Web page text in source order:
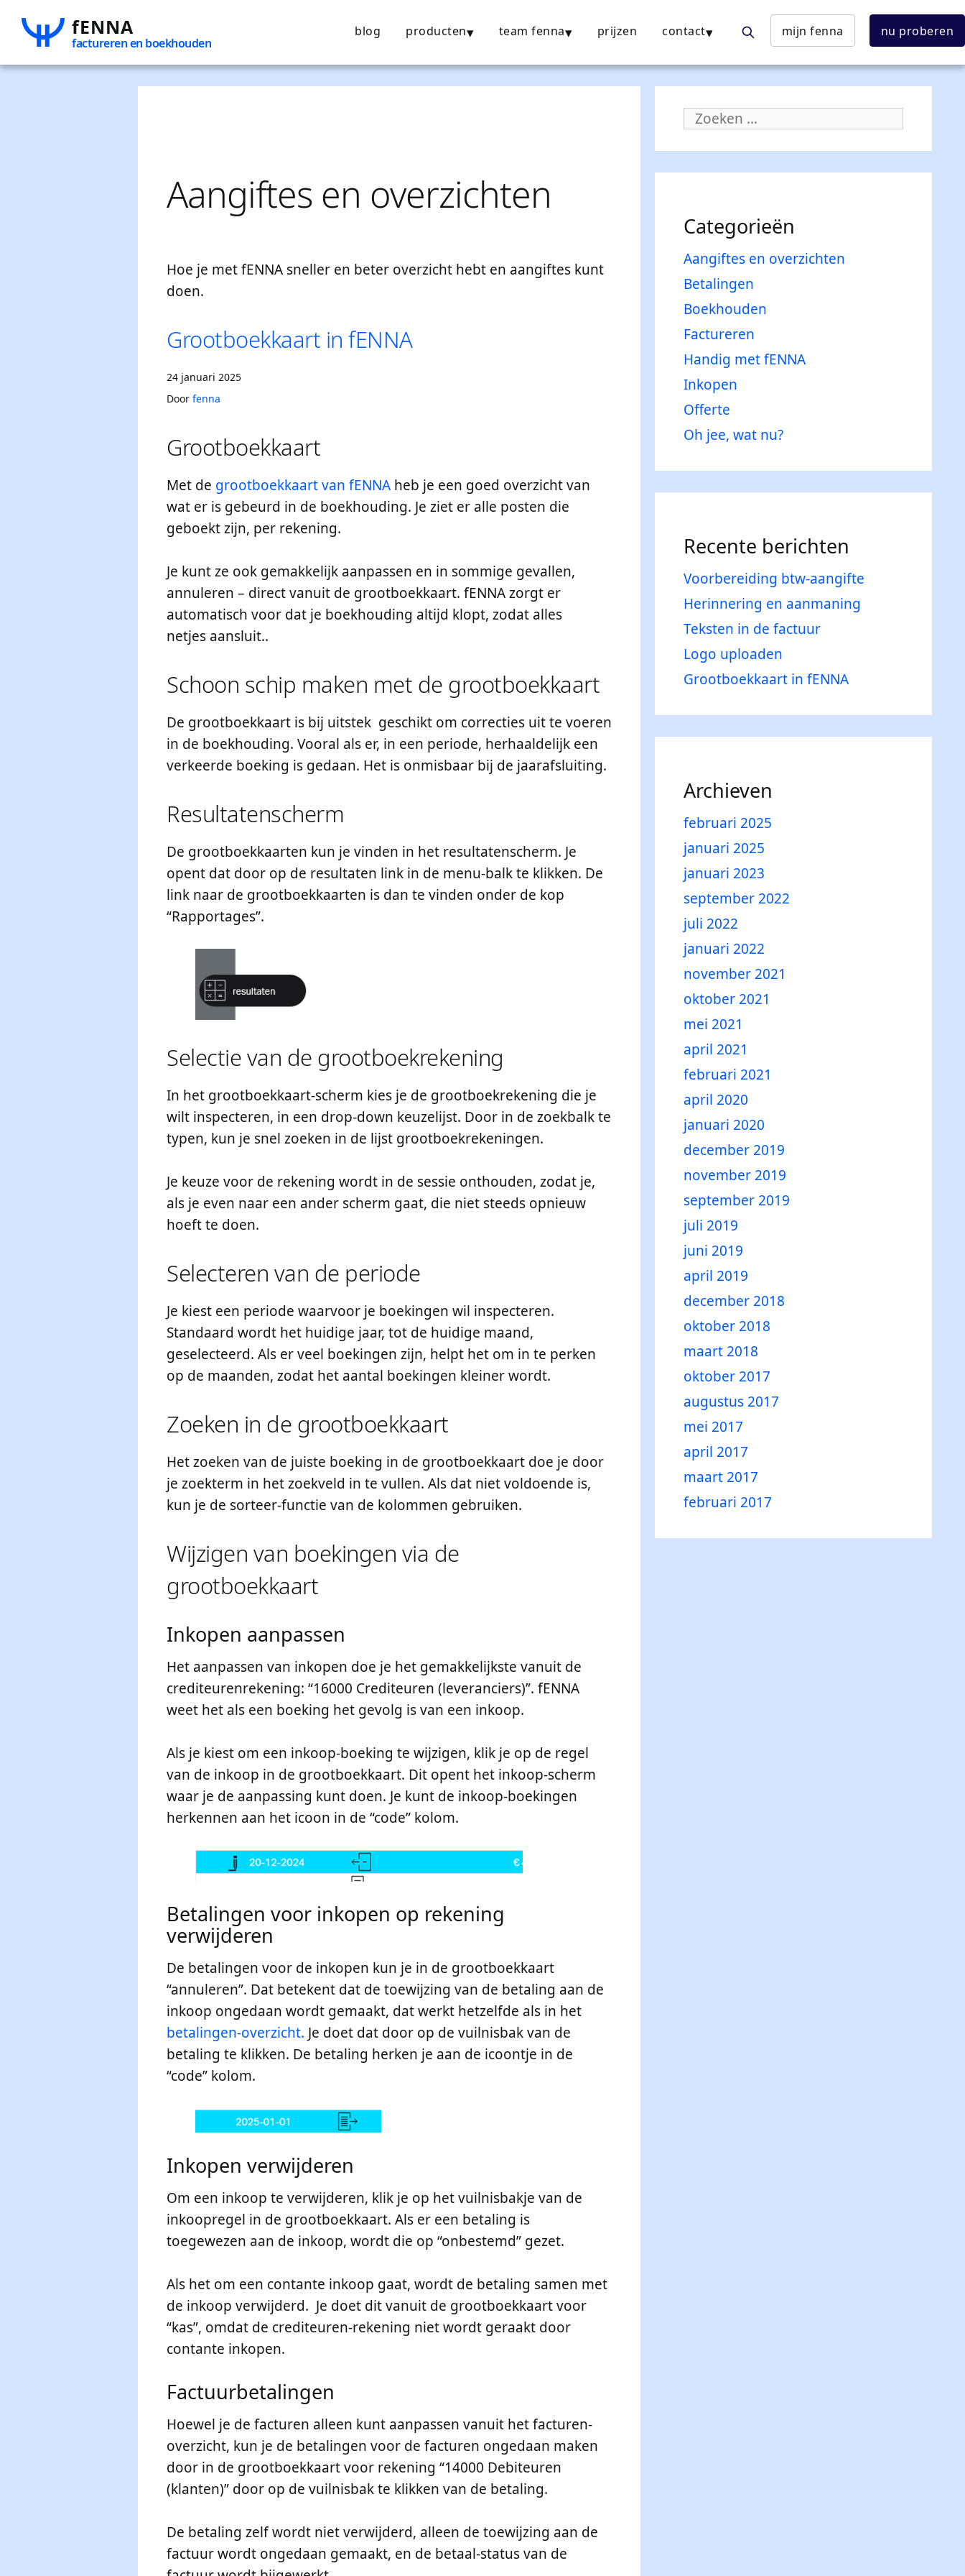
fENNA
factureren en boekhouden
blog producten team fenna prijzen contact mijn fenna nu proberen
Aangiftes en overzichten
Hoe je met fENNA sneller en beter overzicht hebt en aangiftes kunt
doen.
Grootboekkaart in fENNA
24 januari 2025
Door fenna
Grootboekkaart
Met de grootboekkaart van fENNA heb je een goed overzicht van
wat er is gebeurd in de boekhouding. Je ziet er alle posten die
geboekt zijn, per rekening.
Je kunt ze ook gemakkelijk aanpassen en in sommige gevallen,
annuleren – direct vanuit de grootboekkaart. fENNA zorgt er
automatisch voor dat je boekhouding altijd klopt, zodat alles
netjes aansluit..
Schoon schip maken met de grootboekkaart
De grootboekkaart is bij uitstek geschikt om correcties uit te voeren
in de boekhouding. Vooral als er, in een periode, herhaaldelijk een
verkeerde boeking is gedaan. Het is onmisbaar bij de jaarafsluiting.
Resultatenscherm
De grootboekkaarten kun je vinden in het resultatenscherm. Je
opent dat door op de resultaten link in de menu-balk te klikken. De
link naar de grootboekkaarten is dan te vinden onder de kop
“Rapportages”.
Selectie van de grootboekrekening
In het grootboekkaart-scherm kies je de grootboekrekening die je
wilt inspecteren, in een drop-down keuzelijst. Door in de zoekbalk te
typen, kun je snel zoeken in de lijst grootboekrekeningen.
Je keuze voor de rekening wordt in de sessie onthouden, zodat je,
als je even naar een ander scherm gaat, die niet steeds opnieuw
hoeft te doen.
Selecteren van de periode
Je kiest een periode waarvoor je boekingen wil inspecteren.
Standaard wordt het huidige jaar, tot de huidige maand,
geselecteerd. Als er veel boekingen zijn, helpt het om in te perken
op de maanden, zodat het aantal boekingen kleiner wordt.
Zoeken in de grootboekkaart
Het zoeken van de juiste boeking in de grootboekkaart doe je door
je zoekterm in het zoekveld in te vullen. Als dat niet voldoende is,
kun je de sorteer-functie van de kolommen gebruiken.
Wijzigen van boekingen via de
grootboekkaart
Inkopen aanpassen
Het aanpassen van inkopen doe je het gemakkelijkste vanuit de
crediteurenrekening: “16000 Crediteuren (leveranciers)”. fENNA
weet het als een boeking het gevolg is van een inkoop.
Als je kiest om een inkoop-boeking te wijzigen, klik je op de regel
van de inkoop in de grootboekkaart. Dit opent het inkoop-scherm
waar je de aanpassing kunt doen. Je kunt de inkoop-boekingen
herkennen aan het icoon in de “code” kolom.
Betalingen voor inkopen op rekening
verwijderen
De betalingen voor de inkopen kun je in de grootboekkaart
“annuleren”. Dat betekent dat de toewijzing van de betaling aan de
inkoop ongedaan wordt gemaakt, dat werkt hetzelfde als in het
betalingen-overzicht. Je doet dat door op de vuilnisbak van de
betaling te klikken. De betaling herken je aan de icoontje in de
“code” kolom.
Inkopen verwijderen
Om een inkoop te verwijderen, klik je op het vuilnisbakje van de
inkoopregel in de grootboekkaart. Als er een betaling is
toegewezen aan de inkoop, wordt die op “onbestemd” gezet.
Als het om een contante inkoop gaat, wordt de betaling samen met
de inkoop verwijderd. Je doet dit vanuit de grootboekkaart voor
“kas”, omdat de crediteuren-rekening niet wordt geraakt door
contante inkopen.
Factuurbetalingen
Hoewel je de facturen alleen kunt aanpassen vanuit het facturen-
overzicht, kun je de betalingen voor de facturen ongedaan maken
door in de grootboekkaart voor rekening “14000 Debiteuren
(klanten)” door op de vuilnisbak te klikken van de betaling.
De betaling zelf wordt niet verwijderd, alleen de toewijzing aan de
factuur wordt ongedaan gemaakt, en de betaal-status van de
Zoeken
Categorieën
Aangiftes en overzichten
Betalingen
Boekhouden
Factureren
Handig met fENNA
Inkopen
Offerte
Oh jee, wat nu?
Recente berichten
Voorbereiding btw-aangifte
Herinnering en aanmaning
Teksten in de factuur
Logo uploaden
Grootboekkaart in fENNA
Archieven
februari 2025
januari 2025
januari 2023
september 2022
juli 2022
januari 2022
november 2021
oktober 2021
mei 2021
april 2021
februari 2021
april 2020
januari 2020
december 2019
november 2019
september 2019
juli 2019
juni 2019
april 2019
december 2018
oktober 2018
maart 2018
oktober 2017
augustus 2017
mei 2017
april 2017
maart 2017
februari 2017